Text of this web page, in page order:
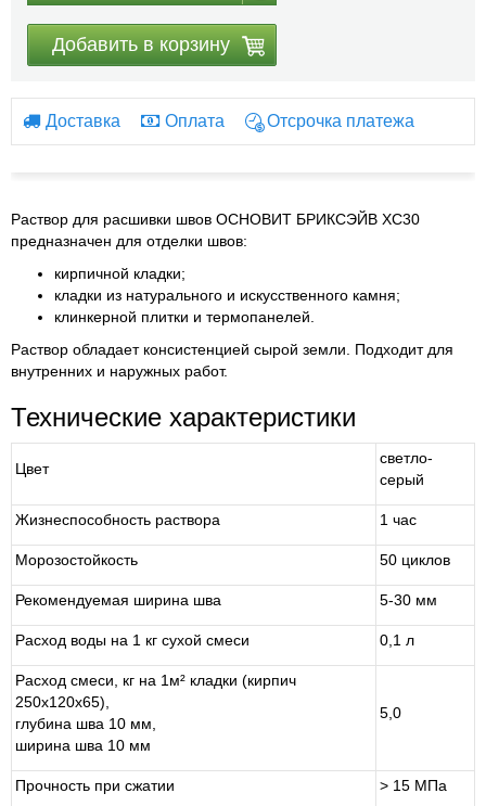
Добавить в корзину
Доставка Оплата Отсрочка платежа
Раствор для расшивки швов ОСНОВИТ БРИКСЭЙВ ХС30
предназначен для отделки швов:
кирпичной кладки;
кладки из натурального и искусственного камня;
клинкерной плитки и термопанелей.
Раствор обладает консистенцией сырой земли. Подходит для
внутренних и наружных работ.
Технические характеристики
Цвет
светло-
серый
Жизнеспособность раствора 1 час
Морозостойкость 50 циклов
Рекомендуемая ширина шва 5-30 мм
Расход воды на 1 кг сухой смеси 0,1 л
Расход смеси, кг на 1м² кладки (кирпич
250x120x65),
глубина шва 10 мм,
ширина шва 10 мм
5,0
Прочность при сжатии > 15 МПа